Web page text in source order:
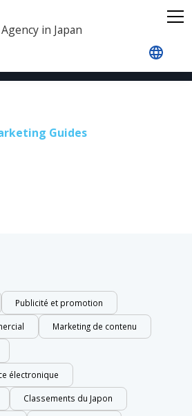
Marketing sur les réseaux sociaux
Guides
Publicité et promotion
Marketing de contenu
électronique
Classements du Japon